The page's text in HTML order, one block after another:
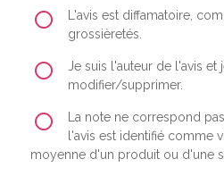
L'avis est diffamatoire,
grossièretés.
Je suis l'auteur de l'avis et
modifier/supprimer.
La note ne correspond
l'avis est identifié comme
moyenne d'un produit ou d'une